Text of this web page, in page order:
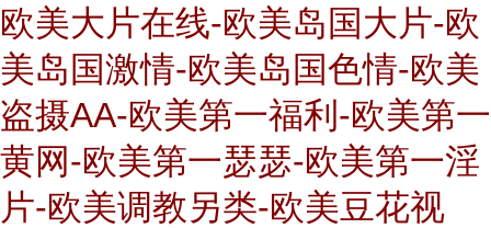
欧美大片在线-欧美岛国大片-欧
美岛国激情-欧美岛国色情-欧美
盗摄AA-欧美第一福利-欧美第一
黄网-欧美第一瑟瑟-欧美第一淫
片-欧美调教另类-欧美豆花视